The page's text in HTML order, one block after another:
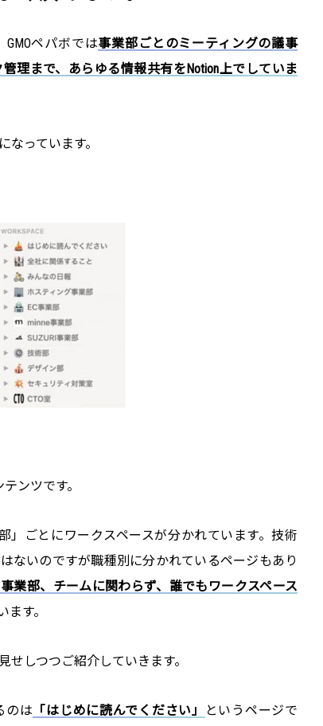
ペパボでは事業部ごとのミーティングの議事
理まで、あらゆる情報共有をNotion上でしていま
なっています。
ンツです。
」ごとにワークスペースが分かれています。技術
ないのですが職種別に分かれているページもあり
業部、チームに関わらず、誰でもワークスペース
ます。
せしつつご紹介していきます。
のは 「はじめに読んでください」
というページで